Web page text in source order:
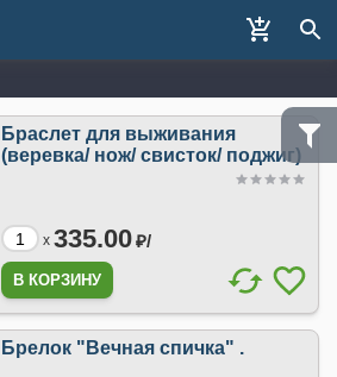
Браслет для выживания
(веревка/ нож/ свисток/ поджиг)
x 335.00₽/
Брелок "Вечная спичка" .